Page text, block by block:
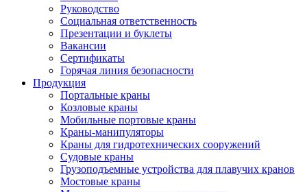
Руководство
Социальная ответственность
Презентации и буклеты
Вакансии
Сертификаты
Горячая линия безопасности
Продукция
Портальные краны
Козловые краны
Мобильные портовые краны
Краны-манипуляторы
Краны для гидротехнических сооружений
Судовые краны
Грузоподъемные устройства для плавучих кранов
Мостовые краны